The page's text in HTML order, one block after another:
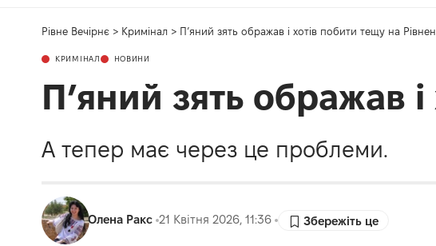
Рівне Вечірнє > Кримінал > П’яний зять ображав і хотів побити тещу на
КРИМІНАЛ НОВИНИ
П’яний зять ображав
А тепер має через це проблеми.
Олена Ракс 21 Квітня 2026, 11:36